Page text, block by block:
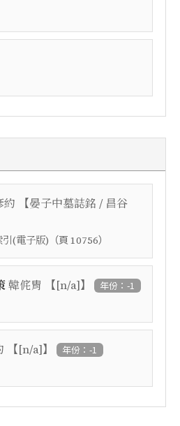
約 【晏子中墓誌銘 / 昌谷
(電子版) （頁 10756）
韓侂胄 【[n/a]】 年份：-1
【[n/a]】 年份：-1